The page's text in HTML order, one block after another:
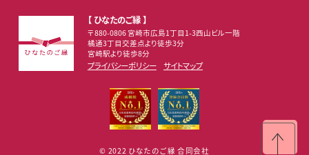
【 ひなたのご縁 】
〒880-0806 宮崎市広島1丁目1-3西山ビル一階
橘通3丁目交差点より徒歩3分
宮崎駅より徒歩8分
プライバシーポリシー サイトマップ
© 2022 ひなたのご縁 合同会社